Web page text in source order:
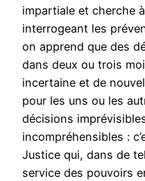
impartiale et cherche
interrogeant les
on apprend que des
dans deux ou trois
incertaine et de
pour les uns ou les
décisions
incompréhensibles :
Justice qui, dans de
service des pouvoirs